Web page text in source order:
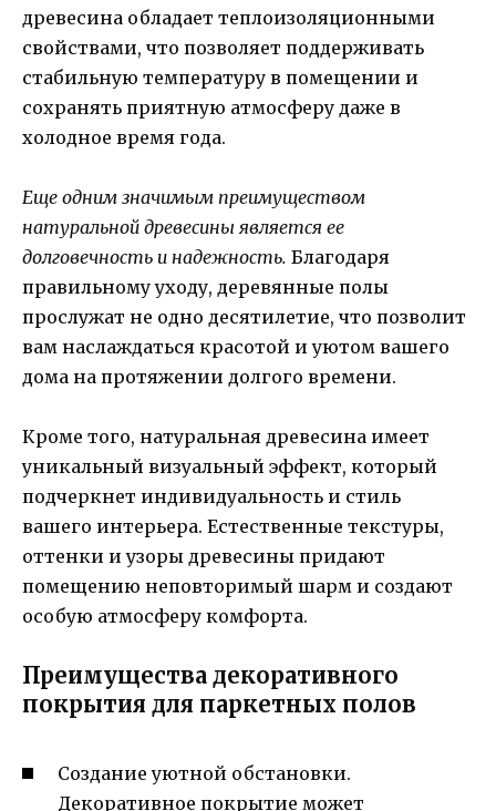
древесина обладает теплоизоляционными
свойствами, что позволяет поддерживать
стабильную температуру в помещении и
сохранять приятную атмосферу даже в
холодное время года.
Еще одним значимым преимуществом
натуральной древесины является ее
долговечность и надежность. Благодаря
правильному уходу, деревянные полы
прослужат не одно десятилетие, что позволит
вам наслаждаться красотой и уютом вашего
дома на протяжении долгого времени.
Кроме того, натуральная древесина имеет
уникальный визуальный эффект, который
подчеркнет индивидуальность и стиль
вашего интерьера. Естественные текстуры,
оттенки и узоры древесины придают
помещению неповторимый шарм и создают
особую атмосферу комфорта.
Преимущества декоративного
покрытия для паркетных полов
Создание уютной обстановки.
Декоративное покрытие может